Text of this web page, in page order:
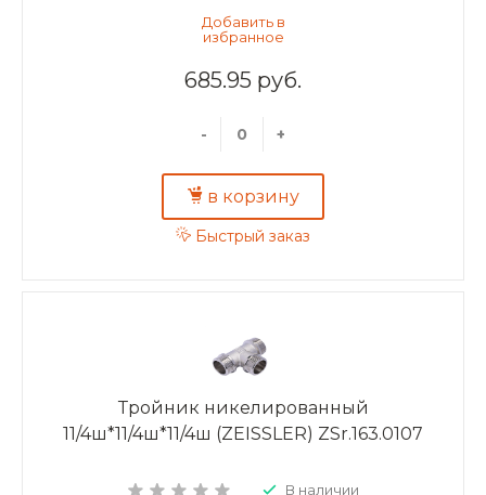
685.95 руб.
- +
в корзину
Быстрый заказ
Тройник никелированный
11/4ш*11/4ш*11/4ш (ZEISSLER) ZSr.163.0107
В наличии